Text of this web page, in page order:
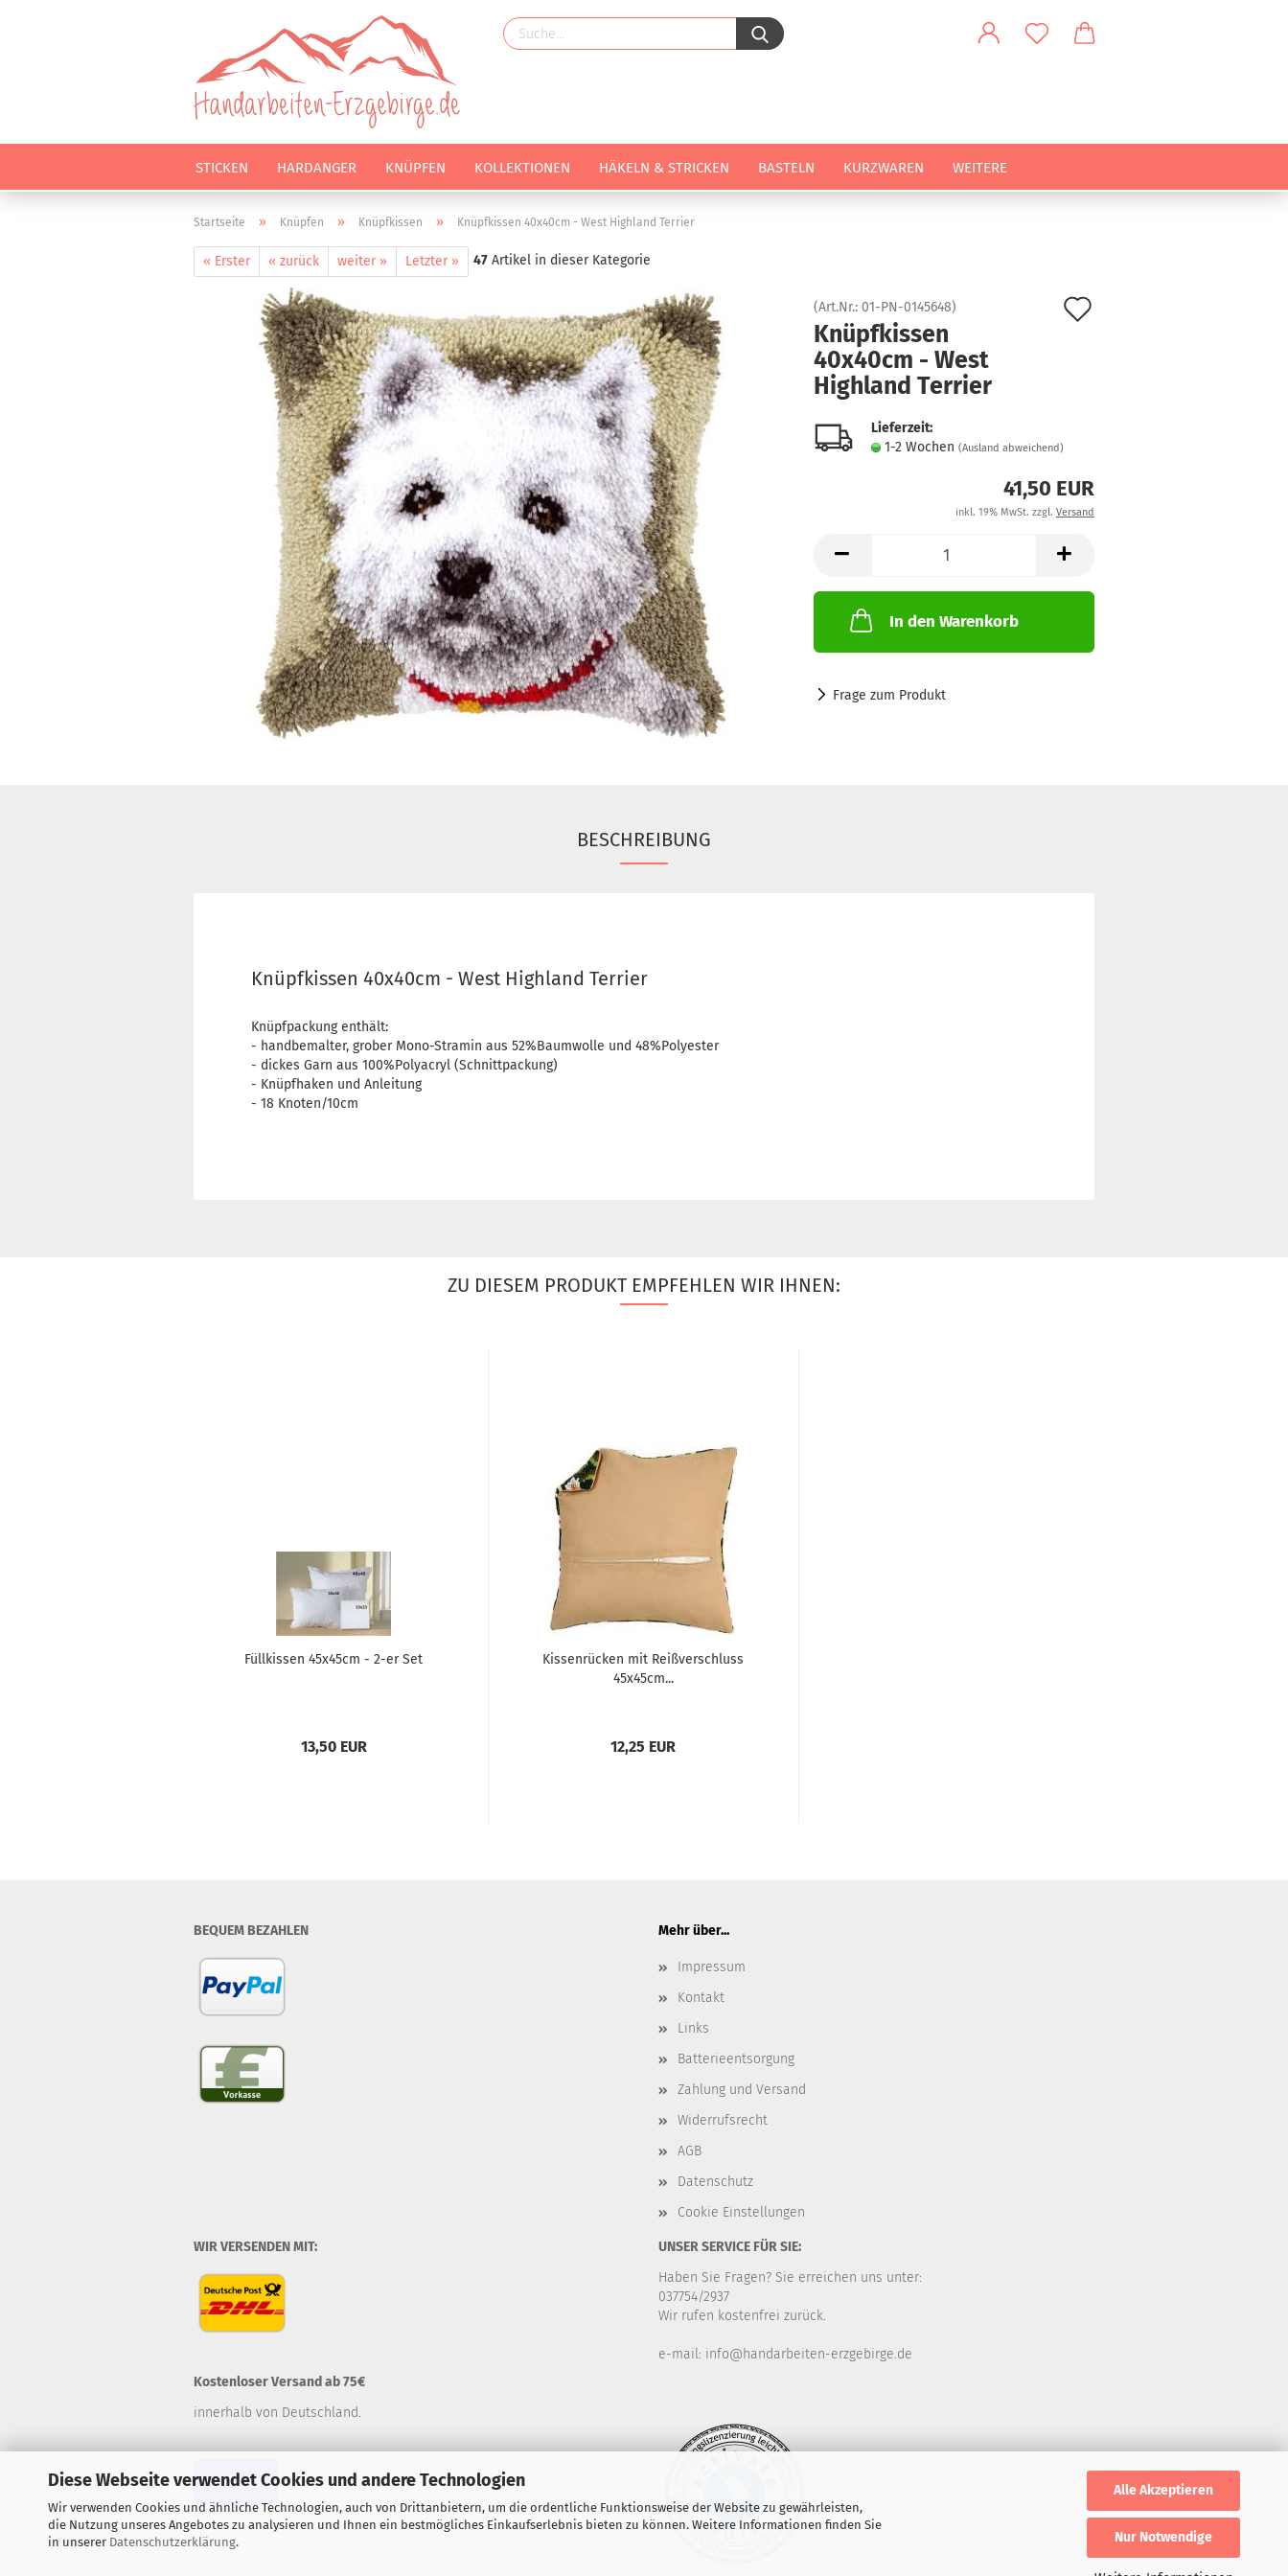
Diese Webseite verwendet Cookies und andere Technologien
Wir verwenden Cookies und ähnliche Technologien, auch von Drittanbietern, um die ordentliche Funktionsweise der Website zu gewährleisten,
die Nutzung unseres Angebotes zu analysieren und Ihnen ein bestmögliches Einkaufserlebnis bieten zu können. Weitere Informationen finden Sie
in unserer Datenschutzerklärung.
Alle Akzeptieren
Nur Notwendige
STICKEN HARDANGER KNÜPFEN KOLLEKTIONEN HÄKELN & STRICKEN BASTELN KURZWAREN WEITERE
Startseite » Knüpfen » Knüpfkissen » Knüpfkissen 40x40cm - West Highland Terrier
« Erster « zurück weiter » Letzter » 47 Artikel in dieser Kategorie
(Art.Nr.: 01-PN-0145648)
Knüpfkissen
40x40cm - West
Highland Terrier
Lieferzeit:
1-2 Wochen (Ausland abweichend)
41,50 EUR
inkl. 19% MwSt. zzgl. Versand
In den Warenkorb
Frage zum Produkt
BESCHREIBUNG
Knüpfkissen 40x40cm - West Highland Terrier
Knüpfpackung enthält:
- handbemalter, grober Mono-Stramin aus 52%Baumwolle und 48%Polyester
- dickes Garn aus 100%Polyacryl (Schnittpackung)
- Knüpfhaken und Anleitung
- 18 Knoten/10cm
ZU DIESEM PRODUKT EMPFEHLEN WIR IHNEN:
Füllkissen 45x45cm - 2-er Set
13,50 EUR
Kissenrücken mit Reißverschluss
45x45cm...
12,25 EUR
BEQUEM BEZAHLEN Mehr über...
Impressum
Kontakt
Links
Batterieentsorgung
Zahlung und Versand
Widerrufsrecht
AGB
Datenschutz
Cookie Einstellungen
WIR VERSENDEN MIT:
Kostenloser Versand ab 75€
innerhalb von Deutschland.
Widerruf
UNSER SERVICE FÜR SIE:
Haben Sie Fragen? Sie erreichen uns unter:
037754/2937
Wir rufen kostenfrei zurück.
e-mail: info@handarbeiten-erzgebirge.de